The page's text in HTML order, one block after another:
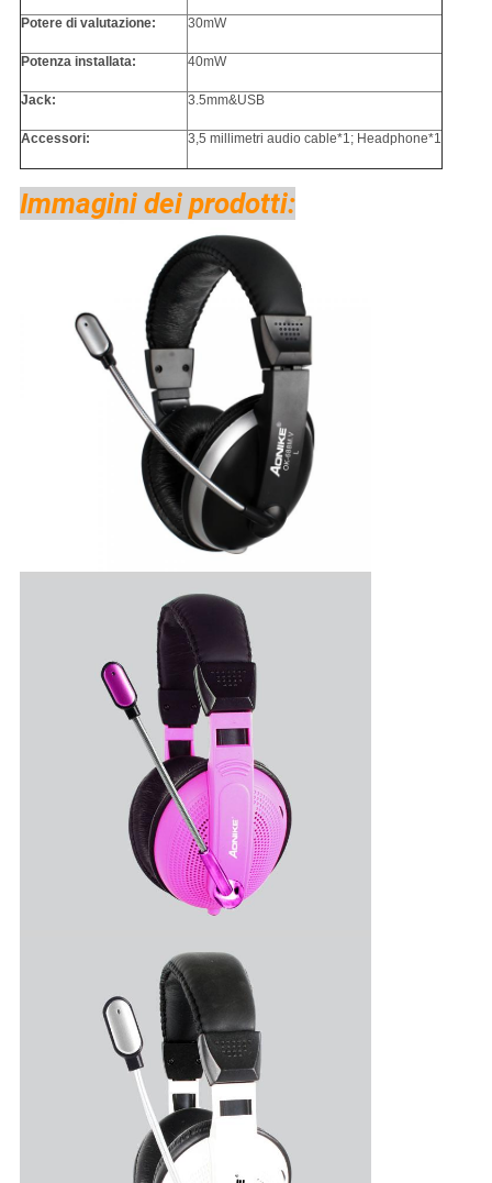
Potere di valutazione: 30mW
Potenza installata: 40mW
Jack: 3.5mm&USB
Accessori: 3,5 millimetri audio cable*1; Headphone*1
Immagini dei prodotti: